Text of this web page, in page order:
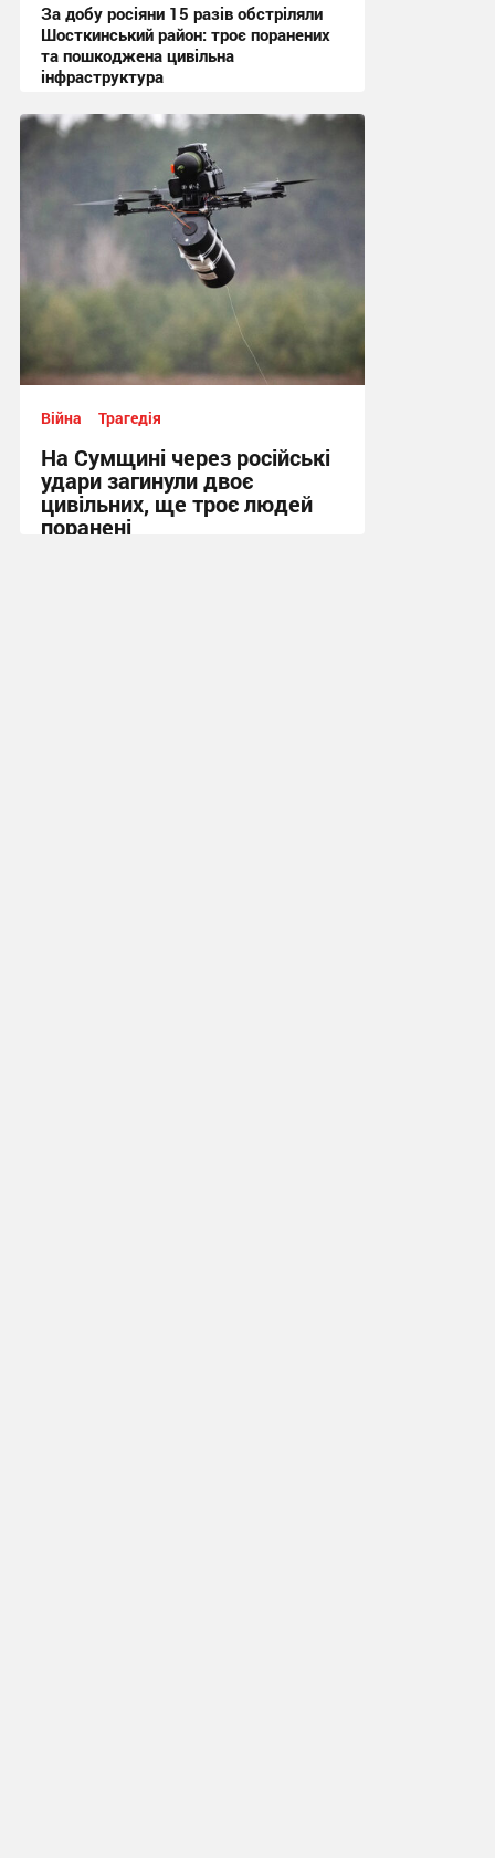
За добу росіяни 15 разів обстріляли
Шосткинський район: троє поранених
та пошкоджена цивільна
інфраструктура
08:41 сьогодні
Війна Трагедія
На Сумщині через російські
удари загинули двоє
цивільних, ще троє людей
поранені